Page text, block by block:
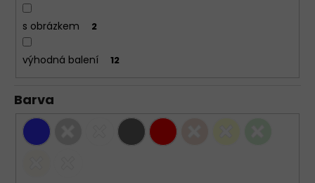
s obrázkem 2
výhodná balení 12
Barva